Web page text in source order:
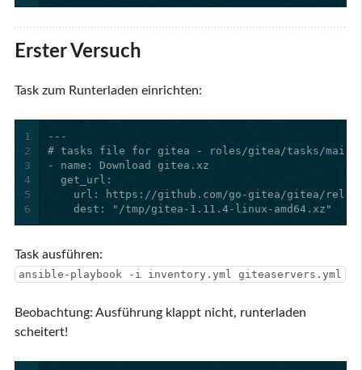
Erster Versuch
Task zum Runterladen einrichten:
1
2
3
4
5
6
    dest: "/tmp/gitea-1.11.4-linux-amd64.xz"
Task ausführen:
ansible-playbook -i inventory.yml giteaservers.yml
Beobachtung: Ausführung klappt nicht, runterladen
scheitert!